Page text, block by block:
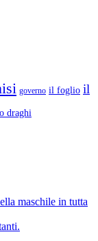
governo il foglio il
draghi
maschile in tutta